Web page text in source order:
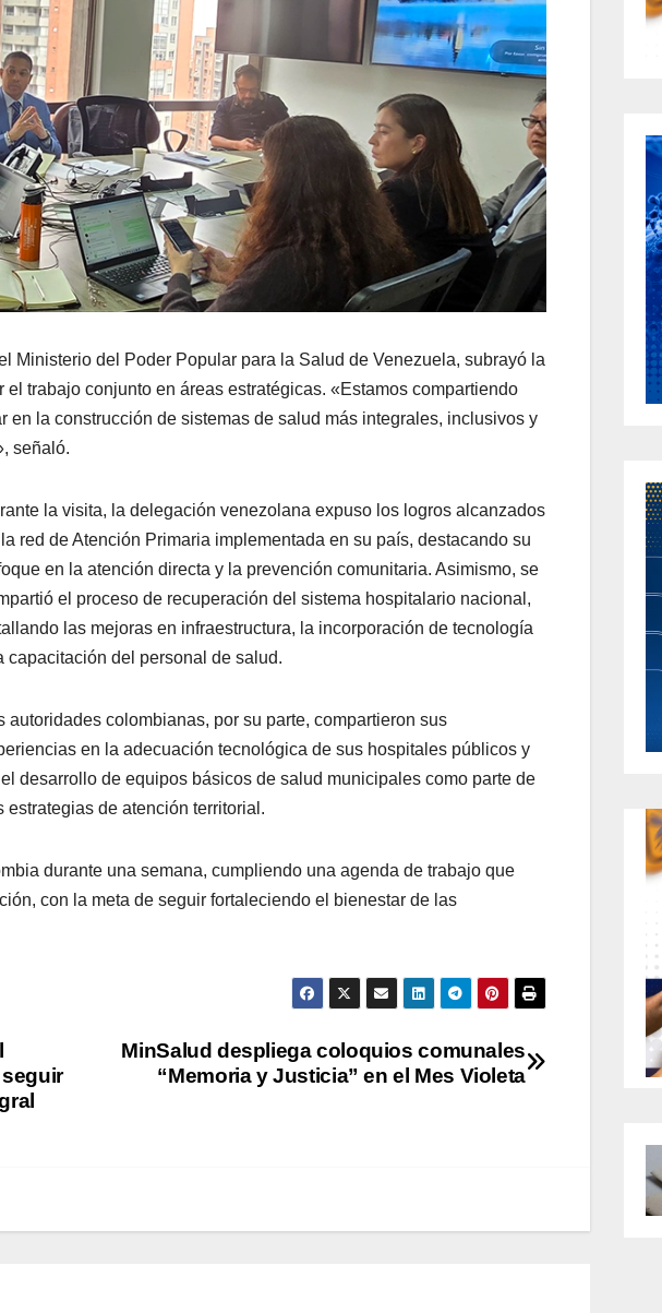
Ministerio del Poder Popular para la Salud de Venezuela, subrayó la
trabajo conjunto en áreas estratégicas. «Estamos compartiendo
en la construcción de sistemas de salud más integrales, inclusivos y
señaló.
la visita, la delegación venezolana expuso los logros alcanzados
red de Atención Primaria implementada en su país, destacando su
en la atención directa y la prevención comunitaria. Asimismo, se
el proceso de recuperación del sistema hospitalario nacional,
las mejoras en infraestructura, la incorporación de tecnología
capacitación del personal de salud.
autoridades colombianas, por su parte, compartieron sus
en la adecuación tecnológica de sus hospitales públicos y
desarrollo de equipos básicos de salud municipales como parte de
estrategias de atención territorial.
durante una semana, cumpliendo una agenda de trabajo que
con la meta de seguir fortaleciendo el bienestar de las
MinSalud despliega coloquios comunales
“Memoria y Justicia” en el Mes Violeta